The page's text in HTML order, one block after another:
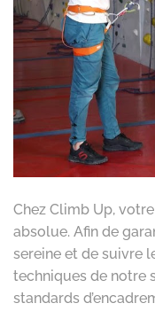
Chez Climb Up,
absolue. Afin de
sereine et de suivre
techniques de notre
standards